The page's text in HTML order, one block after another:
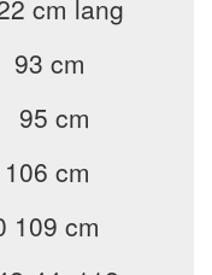
cm lang
93 cm
95 cm
cm
109 cm